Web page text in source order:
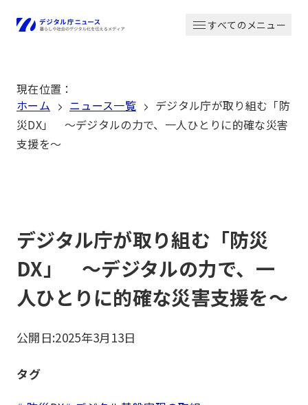
本
文
動
すべてのメニュー
現在位置 ：
ホーム
ニュース一覧
デジタル庁が取り組む「防
災DX」 ～デジタルの力で、一人ひとりに的確な災害
支援を～
デジタル庁が取り組む「防災
DX」 ～デジタルの力で、一
人ひとりに的確な災害支援を～
公開日:2025年3月13日
タグ